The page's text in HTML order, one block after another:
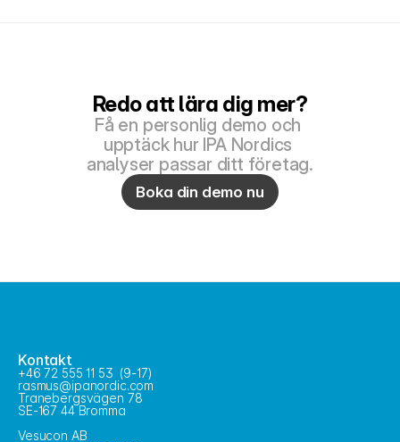
Redo att lära dig mer?
Få en personlig demo och
upptäck hur IPA Nordics
analyser passar ditt företag.
Boka din demo nu
Kontakt
+46 72 555 11 53  (9-17)
rasmus@ipanordic.com
Tranebergsvägen 78
SE-167 44 Bromma
Vesucon AB